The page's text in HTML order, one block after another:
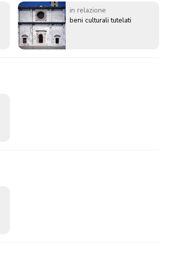
in relazione
beni culturali tutelati